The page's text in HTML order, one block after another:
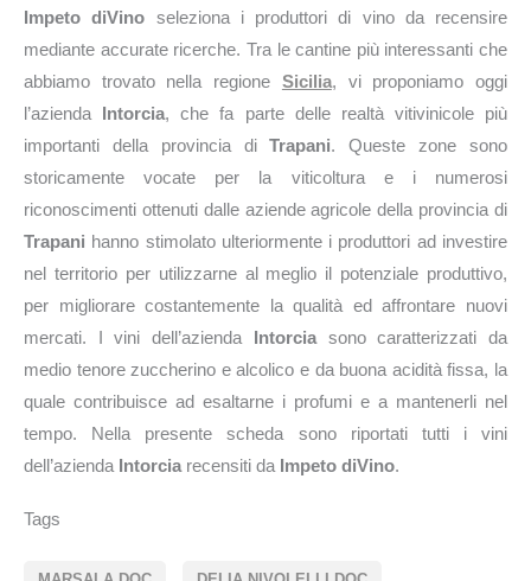
Impeto diVino seleziona i produttori di vino da recensire
mediante accurate ricerche. Tra le cantine più interessanti che
abbiamo trovato nella regione Sicilia, vi proponiamo oggi
l’azienda Intorcia, che fa parte delle realtà vitivinicole più
importanti della provincia diTrapani. Queste zone sono
storicamente vocate per la viticoltura e i numerosi
riconoscimenti ottenuti dalle aziende agricole della provincia di
Trapani hanno stimolato ulteriormente i produttori ad investire
nel territorio per utilizzarne al meglio il potenziale produttivo,
per migliorare costantemente la qualità ed affrontare nuovi
mercati. I vini dell’azienda Intorciasono caratterizzati da
medio tenore zuccherino e alcolico e da buona acidità fissa, la
quale contribuisce ad esaltarne i profumi e a mantenerli nel
tempo. Nella presente scheda sono riportati tutti i vini
dell’azienda Intorcia recensiti da Impeto diVino.
Tags